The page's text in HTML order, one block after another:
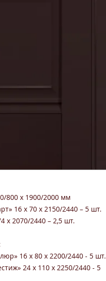
800 x 1900/2000 мм
16 х 70 х 2150/2440 – 5 шт.
х 2070/2440 – 2,5 шт.
16 x 80 x 2200/2440 - 5 шт.
x 2250/2440 - 5